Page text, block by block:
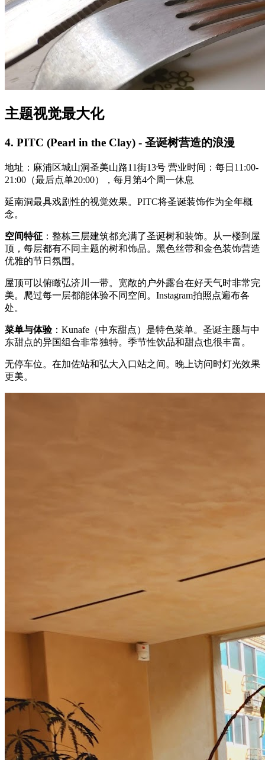
主题视觉最大化
4. PITC (Pearl in the Clay) - 圣诞树营造的浪漫
地址：麻浦区城山洞圣美山路11街13号 营业时间：每日11:00-
21:00（最后点单20:00），每月第4个周一休息
延南洞最具戏剧性的视觉效果。PITC将圣诞装饰作为全年概
念。
空间特征 ：整栋三层建筑都充满了圣诞树和装饰。从一楼到屋
顶，每层都有不同主题的树和饰品。黑色丝带和金色装饰营造
优雅的节日氛围。
屋顶可以俯瞰弘济川一带。宽敞的户外露台在好天气时非常完
美。爬过每一层都能体验不同空间。Instagram拍照点遍布各
处。
菜单与体验：Kunafe（中东甜点）是特色菜单。圣诞主题与中
东甜点的异国组合非常独特。季节性饮品和甜点也很丰富。
无停车位。在加佐站和弘大入口站之间。晚上访问时灯光效果
更美。